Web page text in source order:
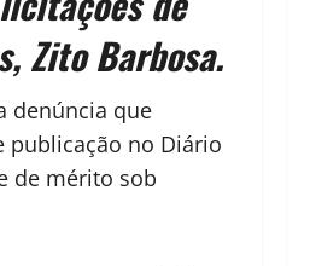
Zito Barbosa.
denúncia que
publicação no Diário
de mérito sob